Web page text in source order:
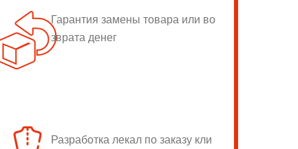
Гарантия замены товара или во
зврата денег
Разработка лекал по заказу кли